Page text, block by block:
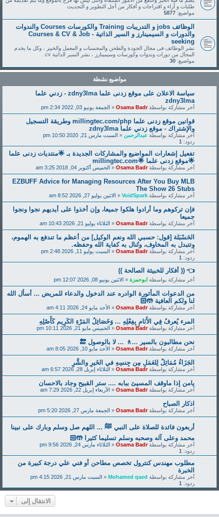
طلبات و أراء و اقتراحات و أفكار من أجل التطوير و التحديث
مواضيع: 5877
الوظائف jobs و التدريبات Training والكورسات Courses والندوات
والدورات و السيمينارز و السير الذاتية - Courses & CV & Job
seeking
نشر الوظائف فى مجال الجودة والطحن والمحسنات و المعمل والخبيز ، وكل ما يخدم
المجال من دورات وندوات وكورسات وسيمينارز ، نشر السير الذاتية cv .
مواضيع: 30
مواضيع نشطة
سياسة الاعلان على موقع زدنى علما zdny3lma - زدني علما
zdny3lma
آخر مشاركة بواسطةOsama Badr
« الجمعة يونيو 03, 2022 2:34 pm
قوانين موقع زدنى علما millingtec.com/php وطريقة التسجيل
والإشتراك - موقع زدني علما zdny3lma
آخر مشاركة بواسطة عبدالرحمن « السبت مارس 21, 2020 10:50 pm
ردود: 1
تفعيل إشعارات المواضيع والمشاركات الجديدة بـ 🌟منتديات زدنى علما
🌟موقع زدنى علما 🌟millingtec.com
آخر مشاركة بواسطةOsama Badr
« الخميس أكتوبر 04, 2018 3:25 am
EZBUFF Advice for Managing Resources After You Buy MLB
The Show 26 Stubs
آخر مشاركة بواسطة VoidSpark
« الاثنين يوليو 27, 2026 8:52 am
فإن تركوهم وما أرادوا هلكوا جميعا، وإن أخذوا على أيديهم نجوا ونجوا
جميعا
آخر مشاركة بواسطةOsama Badr
« الثلاثاء يوليو 21, 2026 10:43 am
الحَسْبَلة [قول: حسبي الله ونعم الوكيل] من أعظم ما تندفع به الهموم،
وتتبدل به المخاوف، وتُنال به كفاية الله وحفظه.
آخر مشاركة بواسطةOsama Badr
« السبت يوليو 11, 2026 2:48 pm
ردود: 1
👈 (( أفكار للخبيئة الصالحة ))
آخر مشاركة بواسطة ابوحمزة « الاثنين يونيو 08, 2026 12:07 pm
من الدعوات المأثورة الوادره عند الدخول والدعاء للمريض ... أسأل الله
لنا ولكم العافية 🤲🏻
آخر مشاركة بواسطةOsama Badr
« الأحد مايو 24, 2026 4:11 am
المرء يُعرفُ فِي الأَنَامِ بِفِعْلِهِ ... وَخَصَائِلُ المَرْءِ الكَرِيم كَأَصْلِهِ
آخر مشاركة بواسطةOsama Badr
« الخميس مايو 21, 2026 10:11 pm
نحن مطالبون بالسير ...🚶 ... لا بالوصول 🔚
آخر مشاركة بواسطةOsama Badr
« الأحد مايو 10, 2026 8:05 am
الجَزَاءُ مُمَاثِلٌ لِلعَمَلِ مِن جِنسِهِ في الخَيرِ والشَّرِ
آخر مشاركة بواسطةOsama Badr
« الثلاثاء إبريل 28, 2026 6:57 am
يامن إذا ماوقف المسيئ ببابه .... ستر القبيح وجاد بالاحسان
آخر مشاركة بواسطةOsama Badr
« الأربعاء إبريل 22, 2026 7:29 am
اذكار الصباح
آخر مشاركة بواسطةOsama Badr
« الجمعة مارس 27, 2026 5:20 pm
‏أربعون فائدة للصلاة على النبي ﷺ ... اللهم صل وسلم وبارك على نبينا
محمد وعلى آله وصحبه وسلم تسليما كثيرا 🤲🏻
آخر مشاركة بواسطةOsama Badr
« الثلاثاء مارس 24, 2026 9:56 pm
ردود: 1
مطلوب مهندس كنترول تخصص مطاحن أو فني علي درجة كبيرة من
الخبرة
آخر مشاركة بواسطة Mohamed qaed
« السبت مارس 21, 2026 4:15 pm
ردود: 1
الانتقال إلى